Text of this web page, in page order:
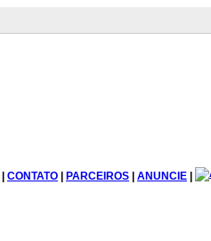
| CONTATO | PARCEIROS | ANUNCIE |